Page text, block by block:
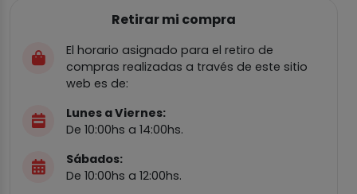
Retirar mi compra
El horario asignado para el retiro de
compras realizadas a través de este sitio
web es de:
Lunes a Viernes:
De 10:00hs a 14:00hs.
Sábados:
De 10:00hs a 12:00hs.